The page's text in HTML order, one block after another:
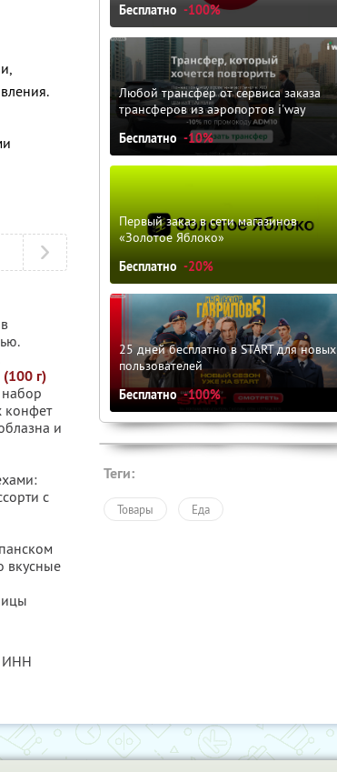
г)
конфет
и
с
вкусные
ИНН
Бесплатно -100%
Любой трансфер от сервиса заказа
трансферов из аэропортов i'way
Бесплатно -10%
Первый заказ в сети магазинов
«Золотое Яблоко»
Бесплатно -20%
25 дней бесплатно в START для новых
пользователей
Бесплатно -100%
Теги:
Товары Еда